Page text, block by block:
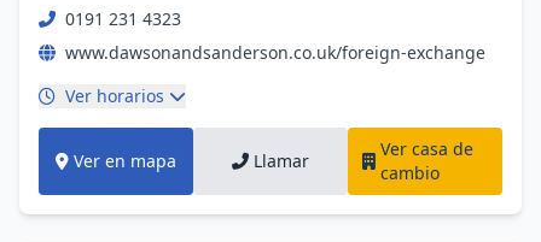
0191 231 4323
www.dawsonandsanderson.co.uk/foreign-exchange
Ver horarios
Ver en mapa Llamar
Ver casa de
cambio